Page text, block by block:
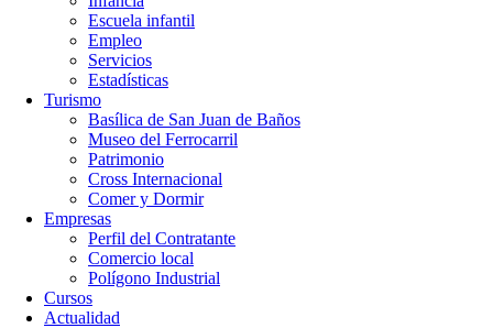
Escuela infantil
Empleo
Servicios
Estadísticas
Turismo
Basílica de San Juan de Baños
Museo del Ferrocarril
Patrimonio
Cross Internacional
Comer y Dormir
Empresas
Perfil del Contratante
Comercio local
Polígono Industrial
Cursos
Actualidad